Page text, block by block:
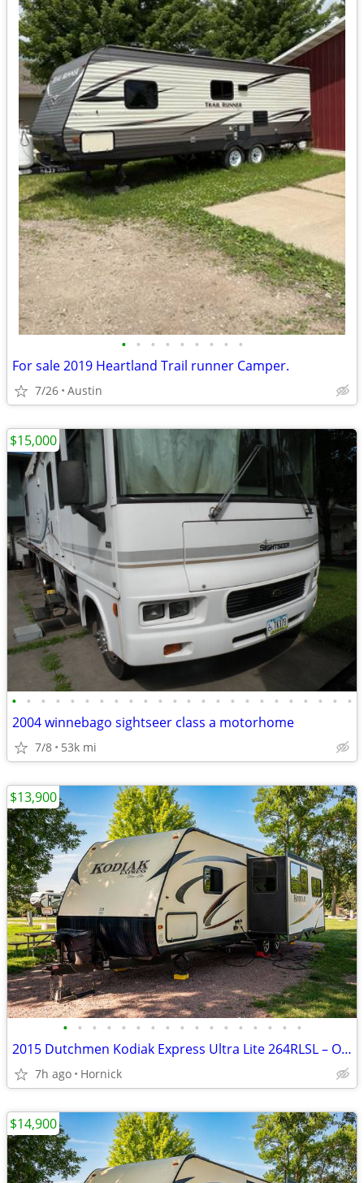
• • • • • • • • •
For sale 2019 Heartland Trail runner Camper.
7/26 Austin
• • • • • • • • • • • • • • • • • • • • • • • •
2004 winnebago sightseer class a motorhome
7/8 53k mi
$15,000
• • • • • • • • • • • • • • • • •
2015 Dutchmen Kodiak Express Ultra Lite 264RLSL – One Owner
7h ago Hornick
$13,900
$14,900